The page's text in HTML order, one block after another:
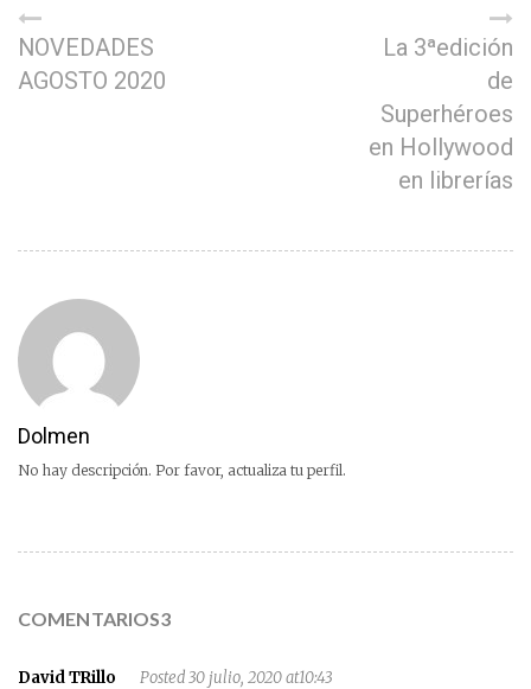
NOVEDADES
AGOSTO 2020
La 3ªedición
de
Superhéroes
en Hollywood
en librerías
Dolmen
No hay descripción. Por favor, actualiza tu perfil.
COMENTARIOS3
David TRillo Posted 30 julio, 2020 at10:43